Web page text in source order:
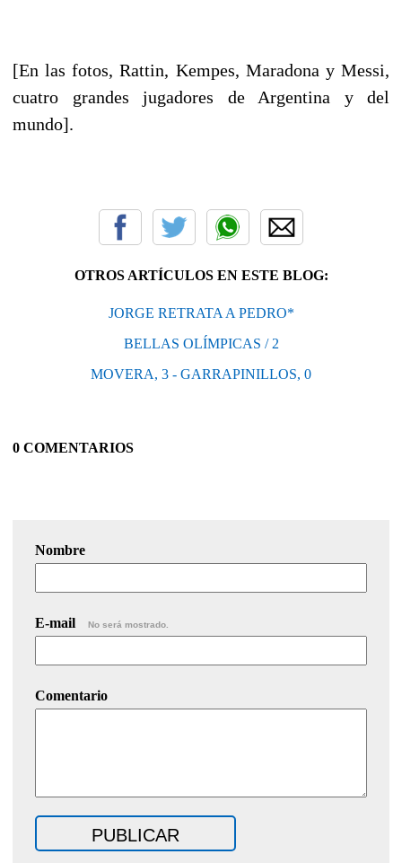
[En las fotos, Rattin, Kempes, Maradona y Messi,
cuatro grandes jugadores de Argentina y del
mundo].
OTROS ARTÍCULOS EN ESTE BLOG:
JORGE RETRATA A PEDRO*
BELLAS OLÍMPICAS / 2
MOVERA, 3 - GARRAPINILLOS, 0
0 COMENTARIOS
Nombre
E-mail No será mostrado.
Comentario